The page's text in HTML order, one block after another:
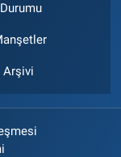
Arşivi